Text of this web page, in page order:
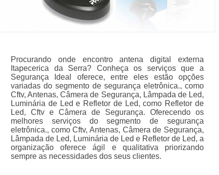
Procurando onde encontro antena digital externa
Itapecerica da Serra? Conheça os serviços que a
Segurança Ideal oferece, entre eles estão opções
variadas do segmento de segurança eletrônica., como
Cftv, Antenas, Câmera de Segurança, Lâmpada de Led,
Luminária de Led e Refletor de Led, como Refletor de
Led, Cftv e Câmera de Segurança. Oferecendo os
melhores serviços do segmento de segurança
eletrônica., como Cftv, Antenas, Câmera de Segurança,
Lâmpada de Led, Luminária de Led e Refletor de Led, a
organização oferece ágil e qualitativa priorizando
sempre as necessidades dos seus clientes.